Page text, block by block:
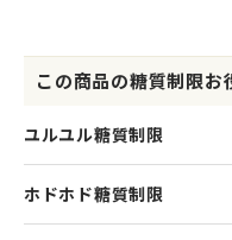
この商品の糖質制限お
ユルユル糖質制限
ホドホド糖質制限